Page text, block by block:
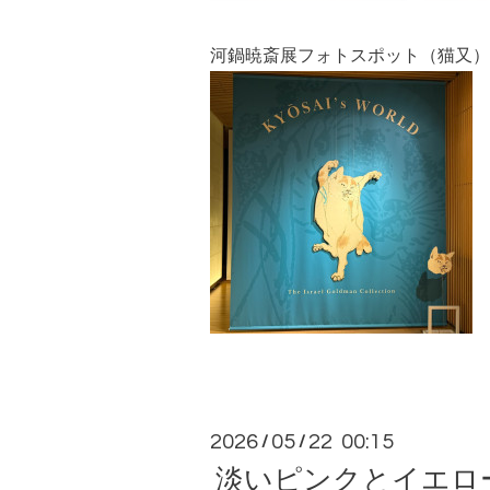
河鍋暁斎展フォトスポット（猫又）
2026 / 05 / 22 00:15
淡いピンクとイエロ